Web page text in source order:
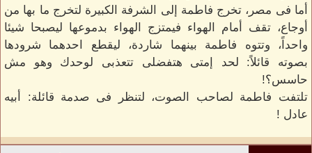
أما فى مصر، تخرج فاطمة إلى الشرفة الكبيرة لتخرج ما بها من
أوجاع، تقف أمام الهواء فيمتزج الهواء بدموعها ليصبحا شيئا
واحداً، وتتوه فاطمة بينهما شاردة، ليقطع احدهما شرودها
بصوته قائلاً: لحد إمتى هتفضلى تتعذبى لوحدك وهو مش
حاسس؟!
تلتفت فاطمة لصاحب الصوت، لتنظر فى صدمة قائلة: أبيه
عادل !